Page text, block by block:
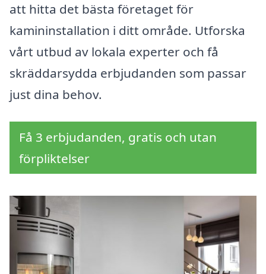
att hitta det bästa företaget för
kamininstallation i ditt område. Utforska
vårt utbud av lokala experter och få
skräddarsydda erbjudanden som passar
just dina behov.
Få 3 erbjudanden, gratis och utan
förpliktelser